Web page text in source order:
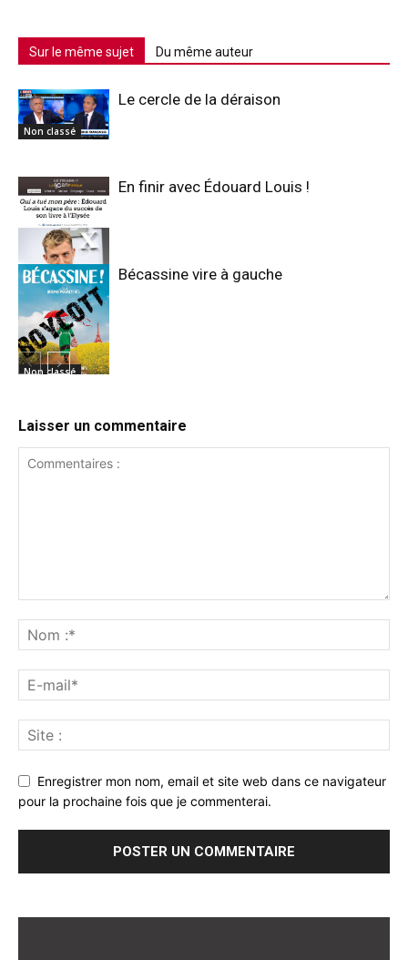
Sur le même sujet Du même auteur
Non classé
Le cercle de la déraison
Non classé
En finir avec Édouard Louis !
Non classé
Bécassine vire à gauche
Laisser un commentaire
Enregistrer mon nom, email et site web dans ce navigateur
pour la prochaine fois que je commenterai.